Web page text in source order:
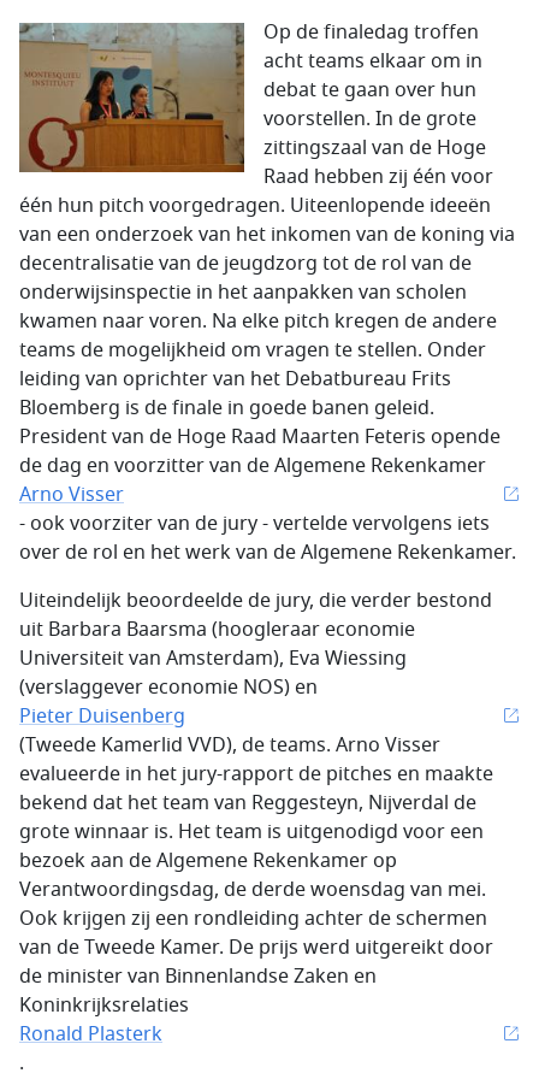
Op de finaledag troffen
acht teams elkaar om in
debat te gaan over hun
voorstellen. In de grote
zittingszaal van de Hoge
Raad hebben zij één voor
één hun pitch voorgedragen. Uiteenlopende ideeën
van een onderzoek van het inkomen van de koning via
decentralisatie van de jeugdzorg tot de rol van de
onderwijsinspectie in het aanpakken van scholen
kwamen naar voren. Na elke pitch kregen de andere
teams de mogelijkheid om vragen te stellen. Onder
leiding van oprichter van het Debatbureau Frits
Bloemberg is de finale in goede banen geleid.
President van de Hoge Raad Maarten Feteris opende
de dag en voorzitter van de Algemene Rekenkamer
Arno Visser
- ook voorziter van de jury - vertelde vervolgens iets
over de rol en het werk van de Algemene Rekenkamer.
Uiteindelijk beoordeelde de jury, die verder bestond
uit Barbara Baarsma (hoogleraar economie
Universiteit van Amsterdam), Eva Wiessing
(verslaggever economie NOS) en
Pieter Duisenberg
(Tweede Kamerlid VVD), de teams. Arno Visser
evalueerde in het jury-rapport de pitches en maakte
bekend dat het team van Reggesteyn, Nijverdal de
grote winnaar is. Het team is uitgenodigd voor een
bezoek aan de Algemene Rekenkamer op
Verantwoordingsdag, de derde woensdag van mei.
Ook krijgen zij een rondleiding achter de schermen
van de Tweede Kamer. De prijs werd uitgereikt door
de minister van Binnenlandse Zaken en
Koninkrijksrelaties
Ronald Plasterk
.